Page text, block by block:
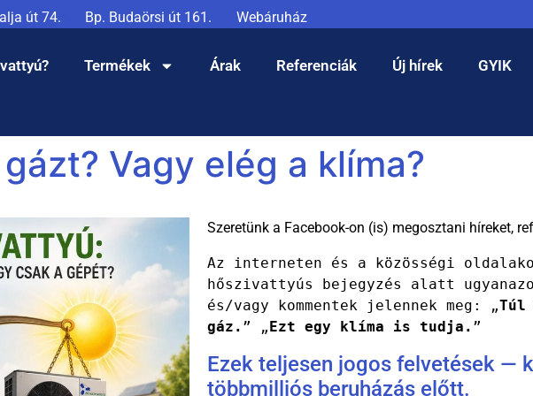
út 74. Bp. Budaörsi út 161. Webáruház
Termékek Árak Referenciák Új hírek GYIK
Vagy elég a klíma?
Szeretünk a Facebook-on (is) megosztani híreket,
Az interneten és a közösségi
hőszivattyús bejegyzés alatt
és/vagy kommentek jelennek meg: „Túl
gáz. ” „Ezt egy klíma is tudja. ”
Ezek teljesen jogos felvetések —
többmilliós beruházás előtt.